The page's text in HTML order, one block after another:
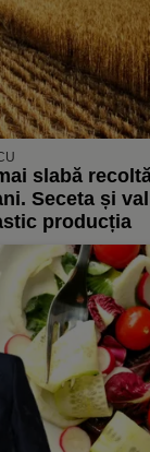
slabă
Seceta și
producția